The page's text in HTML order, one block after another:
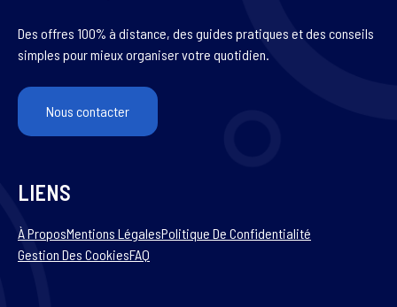
Des offres 100% à distance, des guides pratiques et des conseils
simples pour mieux organiser votre quotidien.
Nous contacter
LIENS
À ProposMentions LégalesPolitique De Confidentialité
Gestion Des CookiesFAQ